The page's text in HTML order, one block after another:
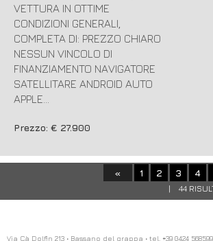
VETTURA IN OTTIME
CONDIZIONI GENERALI,
COMPLETA DI: PREZZO CHIARO
NESSUN VINCOLO DI
FINANZIAMENTO NAVIGATORE
SATELLITARE ANDROID AUTO
APPLE...
Prezzo: € 27.900
« 1 2 3 4
| 44
Via Cà Dolfin 213 • Bassano del grappa • tel. +39 0424 568599